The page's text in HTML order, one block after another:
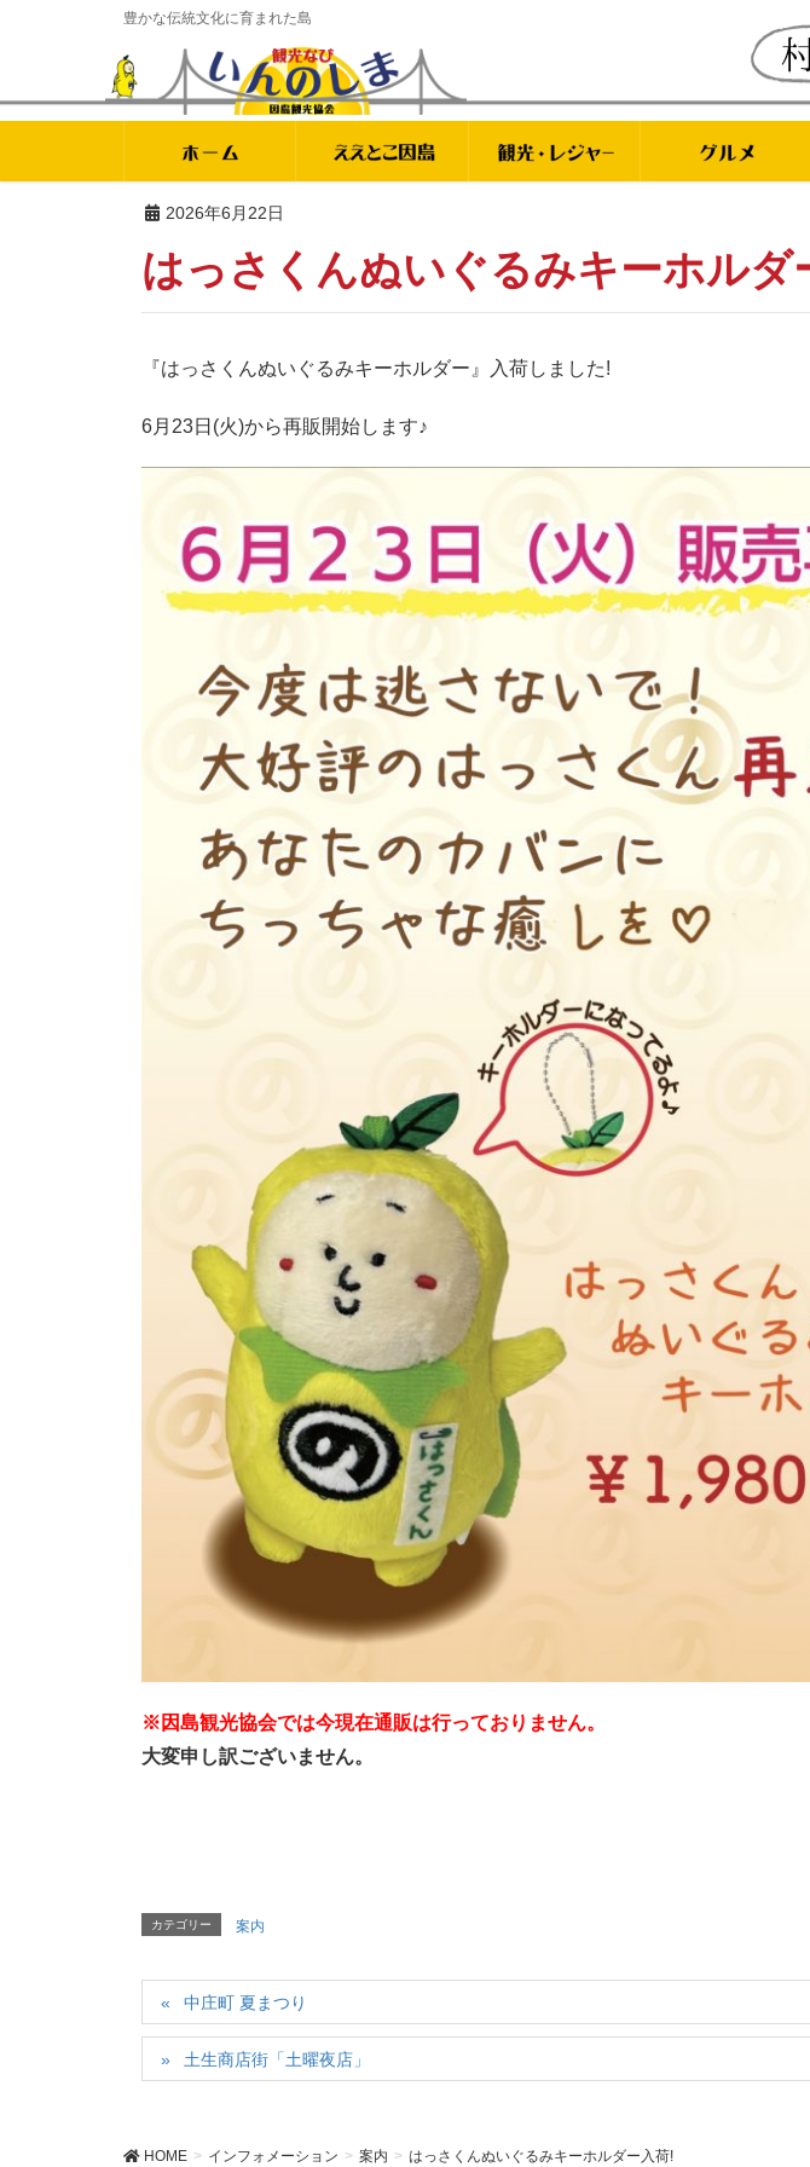
豊かな伝統文化に育まれた島
2026年6月22日
はっさくんぬいぐるみキーホルダ
『はっさくんぬいぐるみキーホルダー』入荷しました!
6月23日(火)から再販開始します♪
※因島観光協会では今現在通販は行っておりません。
大変申し訳ございません。
カテゴリー 案内
中庄町 夏まつり
土生商店街「土曜夜店」
HOME インフォメーション 案内 はっさくんぬいぐるみキーホルダー入荷!